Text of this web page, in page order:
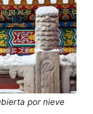
por nieve